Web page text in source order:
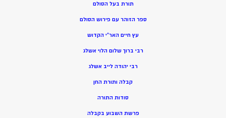
תורת בעל הסולם
ספר הזוהר עם פירוש הסולם
עץ חיים האר”י הקדוש
רבי ברוך שלום הלוי אשלג
רבי יהודה לייב אשלג
קבלה ותורת החן
סודות התורה
פרשת השבוע בקבלה